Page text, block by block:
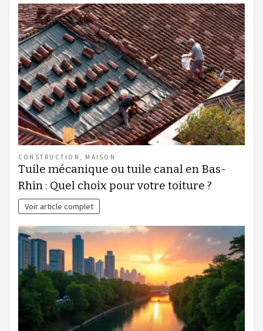
CONSTRUCTION , MAISON
Tuile mécanique ou tuile canal en Bas-
Rhin : Quel choix pour votre toiture ?
Voir article complet